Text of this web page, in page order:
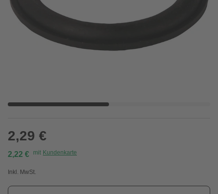
2,29 €
2,22 € mit Kundenkarte
Inkl. MwSt.